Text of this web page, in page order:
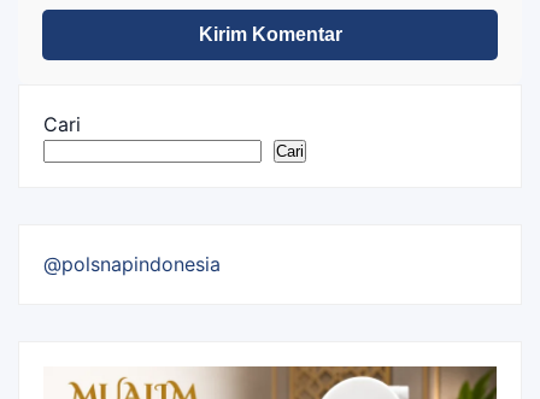
Cari
Cari
@polsnapindonesia